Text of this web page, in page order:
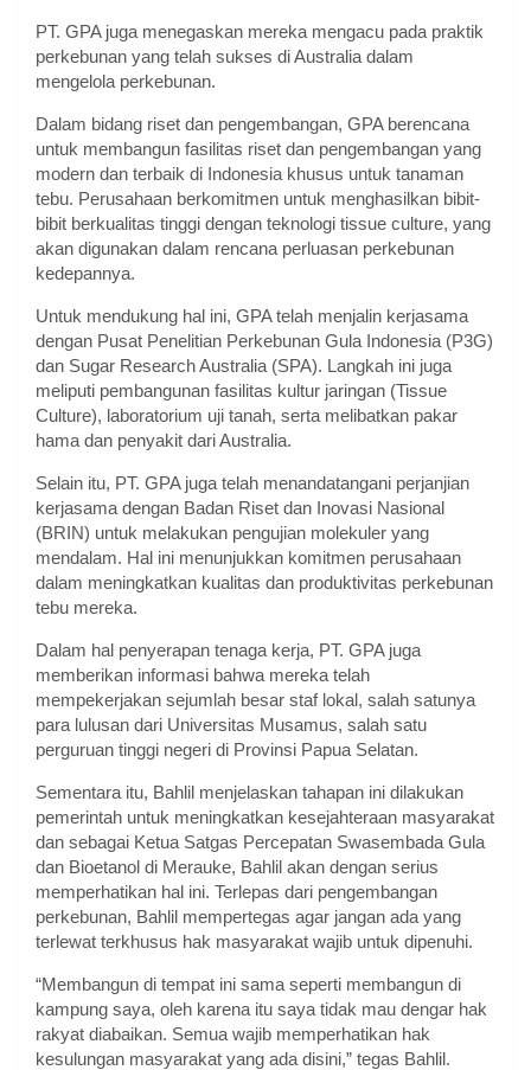
PT. GPA juga menegaskan mereka mengacu pada praktik
perkebunan yang telah sukses di Australia dalam
mengelola perkebunan.
Dalam bidang riset dan pengembangan, GPA berencana
untuk membangun fasilitas riset dan pengembangan yang
modern dan terbaik di Indonesia khusus untuk tanaman
tebu. Perusahaan berkomitmen untuk menghasilkan bibit-
bibit berkualitas tinggi dengan teknologi tissue culture, yang
akan digunakan dalam rencana perluasan perkebunan
kedepannya.
Untuk mendukung hal ini, GPA telah menjalin kerjasama
dengan Pusat Penelitian Perkebunan Gula Indonesia (P3G)
dan Sugar Research Australia (SPA). Langkah ini juga
meliputi pembangunan fasilitas kultur jaringan (Tissue
Culture), laboratorium uji tanah, serta melibatkan pakar
hama dan penyakit dari Australia.
Selain itu, PT. GPA juga telah menandatangani perjanjian
kerjasama dengan Badan Riset dan Inovasi Nasional
(BRIN) untuk melakukan pengujian molekuler yang
mendalam. Hal ini menunjukkan komitmen perusahaan
dalam meningkatkan kualitas dan produktivitas perkebunan
tebu mereka.
Dalam hal penyerapan tenaga kerja, PT. GPA juga
memberikan informasi bahwa mereka telah
mempekerjakan sejumlah besar staf lokal, salah satunya
para lulusan dari Universitas Musamus, salah satu
perguruan tinggi negeri di Provinsi Papua Selatan.
Sementara itu, Bahlil menjelaskan tahapan ini dilakukan
pemerintah untuk meningkatkan kesejahteraan masyarakat
dan sebagai Ketua Satgas Percepatan Swasembada Gula
dan Bioetanol di Merauke, Bahlil akan dengan serius
memperhatikan hal ini. Terlepas dari pengembangan
perkebunan, Bahlil mempertegas agar jangan ada yang
terlewat terkhusus hak masyarakat wajib untuk dipenuhi.
“Membangun di tempat ini sama seperti membangun di
kampung saya, oleh karena itu saya tidak mau dengar hak
rakyat diabaikan. Semua wajib memperhatikan hak
kesulungan masyarakat yang ada disini,” tegas Bahlil.